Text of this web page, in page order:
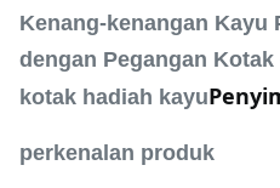
Kenang-kenangan Kayu
dengan Pegangan
kotak hadiah kayu
perkenalan produk